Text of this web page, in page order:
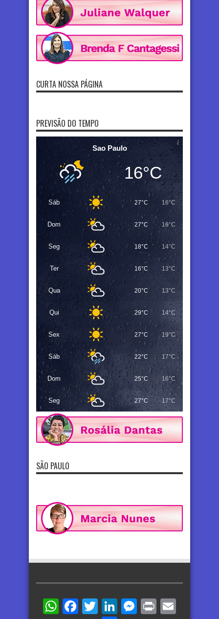
CURTA NOSSA PÁGINA
PREVISÃO DO TEMPO
Sao Paulo
16°C
Sáb 27°C 16°C
Dom 27°C 16°C
Seg 18°C 14°C
Ter 16°C 13°C
Qua 20°C 13°C
Qui 29°C 14°C
Sex 27°C 19°C
Sáb 22°C 17°C
Dom 25°C 16°C
Seg 27°C 17°C
SÃO PAULO
WhatsApp
Facebook
TwitterLinkedIn
Messenger
Print